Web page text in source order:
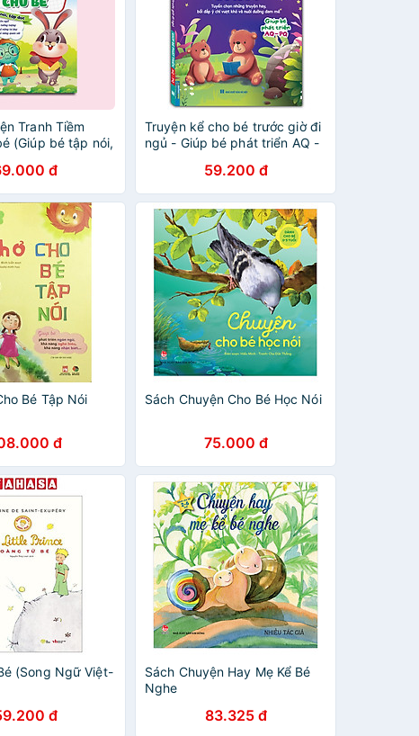
Tranh Tiềm
(Giúp bé tập nói,
đ
Truyện kể cho bé trước giờ đi
ngủ - Giúp bé phát triển AQ -
59.200 đ
Bé Tập Nói
đ
Sách Chuyện Cho Bé Học Nói
75.000 đ
(Song Ngữ Việt-
đ
Sách Chuyện Hay Mẹ Kể Bé
Nghe
83.325 đ